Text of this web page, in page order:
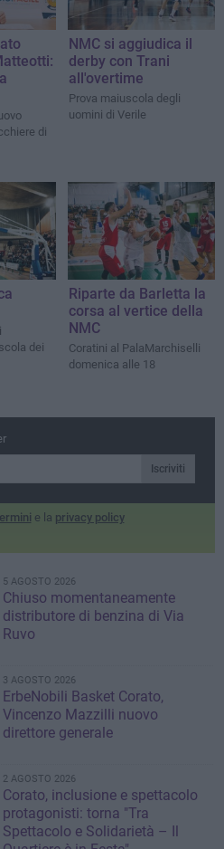
di
NMC si aggiudica il
derby con Trani
all'overtime
Prova maiuscola degli
uomini di Verile
dei
Riparte da Barletta la
corsa al vertice della
NMC
Coratini al PalaMarchiselli
domenica alle 18
Iscriviti
e la privacy policy
5 AGOSTO 2026
Chiuso momentaneamente
distributore di benzina di Via
Ruvo
3 AGOSTO 2026
ErbeNobili Basket Corato,
Vincenzo Mazzilli nuovo
direttore generale
2 AGOSTO 2026
Corato, inclusione e spettacolo
protagonisti: torna "Tra
Spettacolo e Solidarietà – Il